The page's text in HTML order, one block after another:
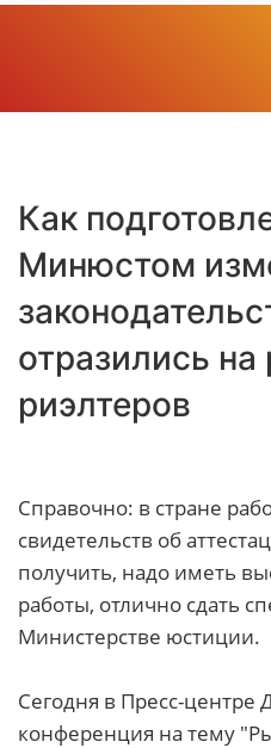
Как
Минюстом
отразились на
риэлтеров
Справочно: в стране
свидетельств об
получить, надо иметь
работы, отлично сдать
Министерстве юстиции.
Сегодня в Пресс-
конференция на тему